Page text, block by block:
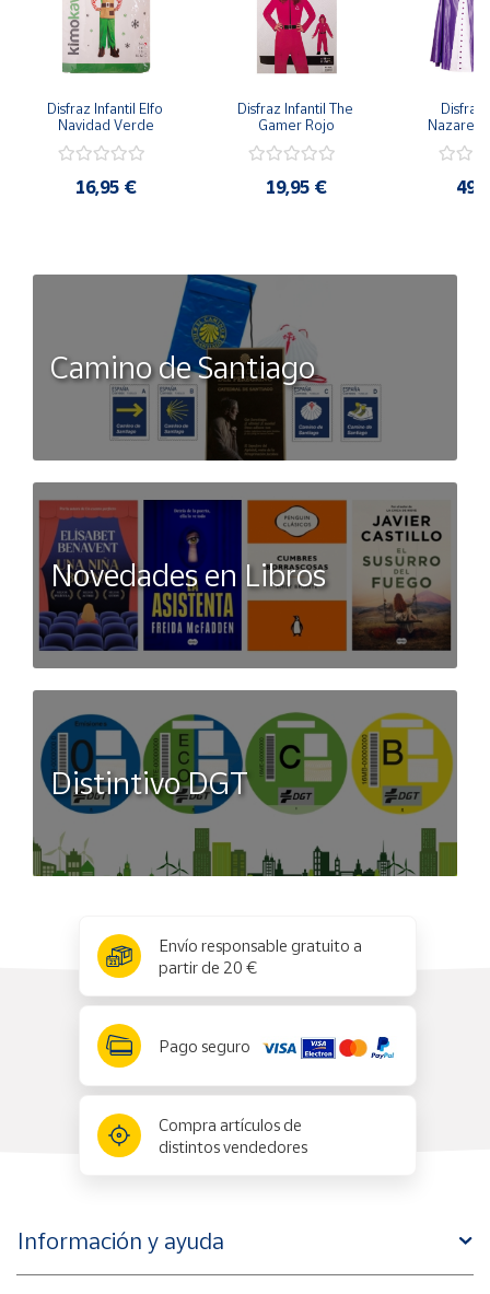
Disfraz Infantil Elfo
Navidad Verde
16,95 €
Disfraz Infantil The
Gamer Rojo
19,95 €
Disfraz
Camino de Santiago
Novedades en Libros
Distintivo DGT
Envío responsable gratuito a
partir de 20 €
Pago seguro
Compra artículos de
distintos vendedores
Información y ayuda